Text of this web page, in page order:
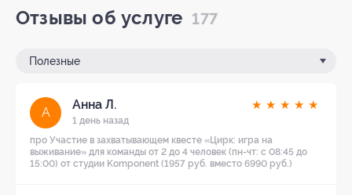
Отзывы об услуге 177
Полезные
А
Анна Л.
1 день назад
★ ★ ★ ★ ★
про Участие в захватывающем квесте «Цирк: игра на
выживание» для команды от 2 до 4 человек (пн-чт: с 08:45 до
15:00) от студии Komponent (1957 руб. вместо 6990 руб.)